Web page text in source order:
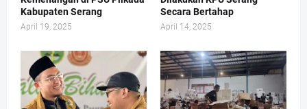
Kabupaten Serang
April 19, 2025
Secara Bertahap
April 14, 2025